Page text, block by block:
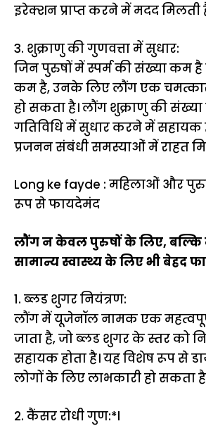
इरेक्शन प्राप्त करने में मदद मिलती
3. शुक्राणु की गुणवत्ता में सुधार:
जिन पुरुषों में स्पर्म की संख्या कम
कम है, उनके लिए लौंग एक
हो सकता है। लौंग शुक्राणु की
गतिविधि में सुधार करने में सहायक
प्रजनन संबंधी समस्याओं में राहत
Long ke fayde : महिलाओं और
रूप से फायदेमंद
लौंग न केवल पुरुषों के लिए,
सामान्य स्वास्थ्य के लिए भी बेहद
1. ब्लड शुगर नियंत्रण:
लौंग में यूजेनॉल नामक एक
जाता है, जो ब्लड शुगर के स्तर को
सहायक होता है। यह विशेष रूप से
लोगों के लिए लाभकारी हो सकता
2. कैंसर रोधी गुण:*l